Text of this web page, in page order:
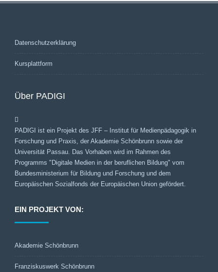
(Beiträge)
Datenschutzerklärung
Kursplattform
Über PADIGI
PADIGI ist ein Projekt des JFF – Institut für Medienpädagogik in
Forschung und Praxis, der Akademie Schönbrunn sowie der
Universität Passau. Das Vorhaben wird im Rahmen des
Programms "Digitale Medien in der beruflichen Bildung" vom
Bundesministerium für Bildung und Forschung und dem
Europäischen Sozialfonds der Europäischen Union gefördert.
EIN PROJEKT VON:
Akademie Schönbrunn
Franziskuswerk Schönbrunn